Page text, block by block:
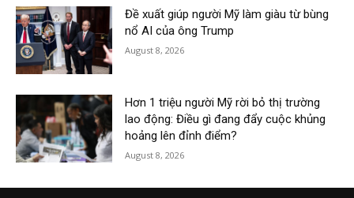
Đề xuất giúp người Mỹ làm giàu từ bùng
nổ AI của ông Trump
August 8, 2026
Hơn 1 triệu người Mỹ rời bỏ thị trường
lao động: Điều gì đang đẩy cuộc khủng
hoảng lên đỉnh điểm?
August 8, 2026